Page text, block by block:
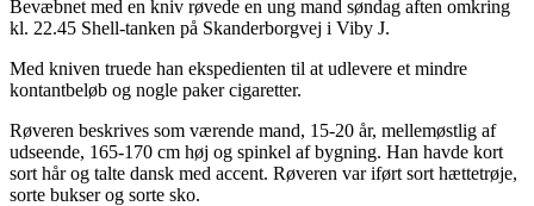
Bevæbnet med en kniv røvede en ung mand søndag aften omkring
kl. 22.45 Shell-tanken på Skanderborgvej i Viby J.
Med kniven truede han ekspedienten til at udlevere et mindre
kontantbeløb og nogle paker cigaretter.
Røveren beskrives som værende mand, 15-20 år, mellemøstlig af
udseende, 165-170 cm høj og spinkel af bygning. Han havde kort
sort hår og talte dansk med accent. Røveren var iført sort hættetrøje,
sorte bukser og sorte sko.